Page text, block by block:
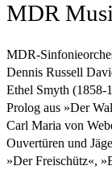
MDR
MDR-
Dennis Russell
Ethel Smyth (1858-
Prolog aus »Der
Carl Maria von
Ouvertüren und
»Der Freischütz«,